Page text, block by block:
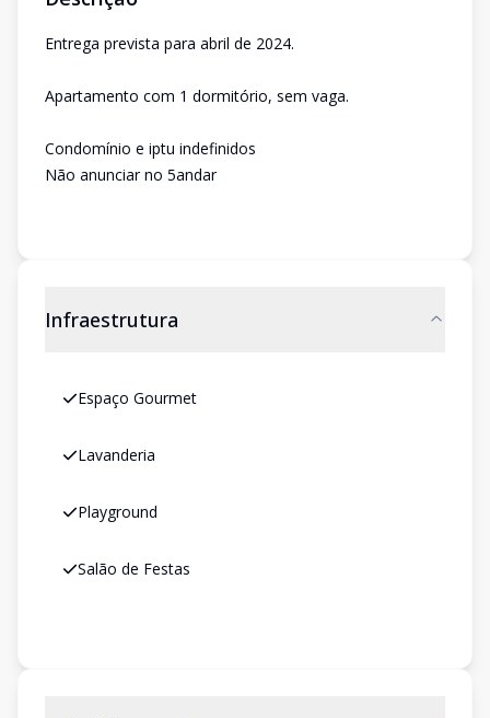
Entrega prevista para abril de 2024.
Apartamento com 1 dormitório, sem vaga.
Condomínio e iptu indefinidos
Não anunciar no 5andar
Infraestrutura
Espaço Gourmet
Lavanderia
Playground
Salão de Festas